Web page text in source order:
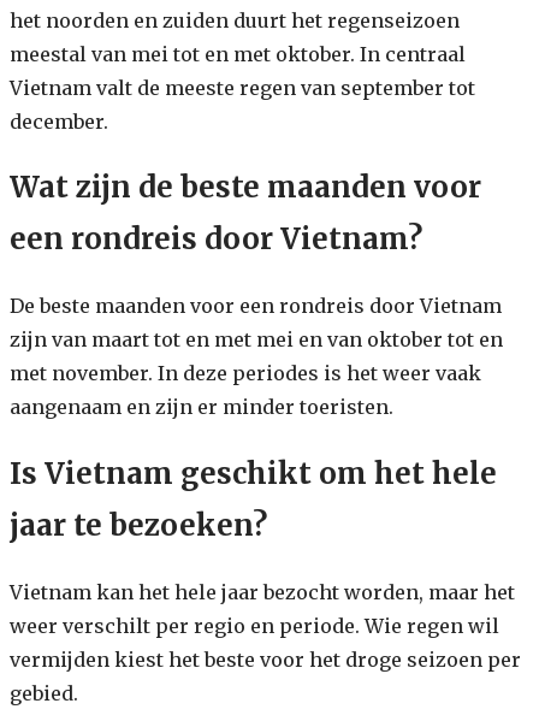
het noorden en zuiden duurt het regenseizoen
meestal van mei tot en met oktober. In centraal
Vietnam valt de meeste regen van september tot
december.
Wat zijn de beste maanden voor
een rondreis door Vietnam?
De beste maanden voor een rondreis door Vietnam
zijn van maart tot en met mei en van oktober tot en
met november. In deze periodes is het weer vaak
aangenaam en zijn er minder toeristen.
Is Vietnam geschikt om het hele
jaar te bezoeken?
Vietnam kan het hele jaar bezocht worden, maar het
weer verschilt per regio en periode. Wie regen wil
vermijden kiest het beste voor het droge seizoen per
gebied.